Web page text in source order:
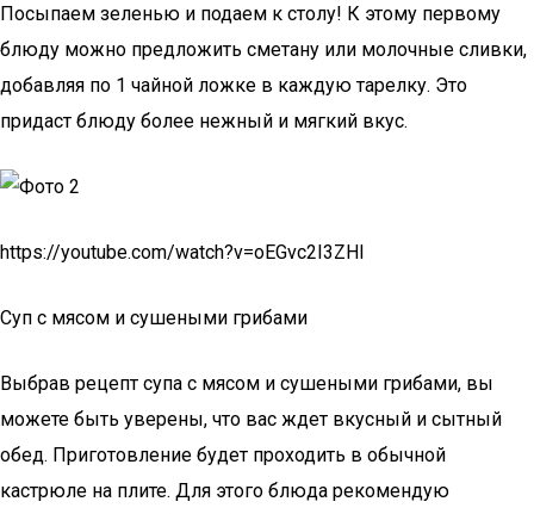
Посыпаем зеленью и подаем к столу! К этому первому
блюду можно предложить сметану или молочные сливки,
добавляя по 1 чайной ложке в каждую тарелку. Это
придаст блюду более нежный и мягкий вкус.
https://youtube.com/watch?v=oEGvc2I3ZHI
Суп с мясом и сушеными грибами
Выбрав рецепт супа с мясом и сушеными грибами, вы
можете быть уверены, что вас ждет вкусный и сытный
обед. Приготовление будет проходить в обычной
кастрюле на плите. Для этого блюда рекомендую